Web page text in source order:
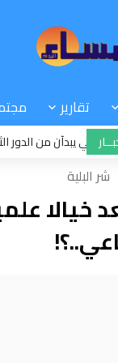
تقارير
من الدور الثاني
شر البلية
خيالا